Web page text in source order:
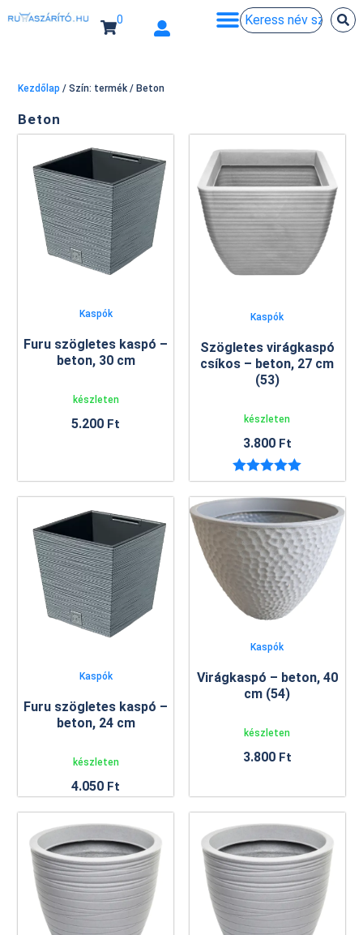
0
Kezdőlap / Szín: termék / Beton
Beton
Kaspók
Furu szögletes kaspó –
beton, 30 cm
készleten
5.200 Ft
Kaspók
Szögletes virágkaspó
csíkos – beton, 27 cm
(53)
készleten
3.800 Ft
Értékelés:
5.00/ 5
Kaspók
Furu szögletes kaspó –
beton, 24 cm
készleten
4.050 Ft
Kaspók
Virágkaspó – beton, 40
cm (54)
készleten
3.800 Ft